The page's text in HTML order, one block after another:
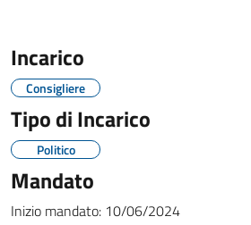
Incarico
Consigliere
Tipo di Incarico
Politico
Mandato
Inizio mandato: 10/06/2024